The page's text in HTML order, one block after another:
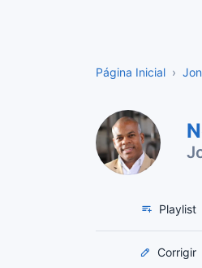
Página Inicial
Playlist
Corrigir